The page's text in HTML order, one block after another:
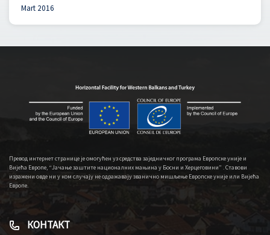
Mart 2016
Превод интернет странице је омогућен уз средства заједничког програма Европске уније и
Вијећа Европе, “Јачање заштите националних мањина у Босни и Херцеговини” . Ставови
изражени овде ни у ком случају не одражавају званично мишљење Европске уније или Вијећа
Европе.
КОНТАКТ